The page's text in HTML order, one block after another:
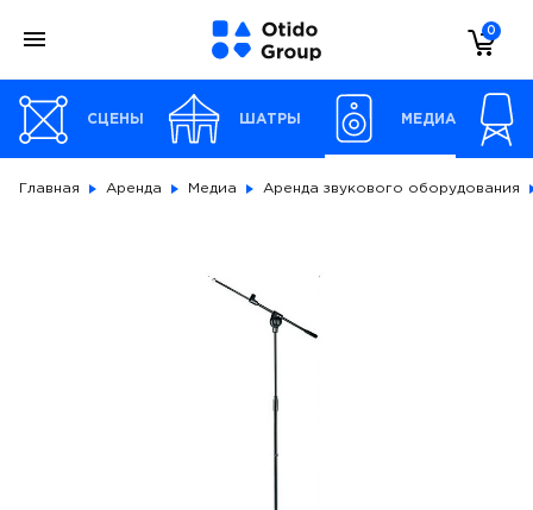
0
СЦЕНЫ ШАТРЫ МЕДИА
Главная Аренда Медиа Аренда звукового оборудования